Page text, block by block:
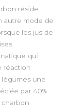
réside
autre mode de
les jus de
qui
réaction
légumes une
par 40%